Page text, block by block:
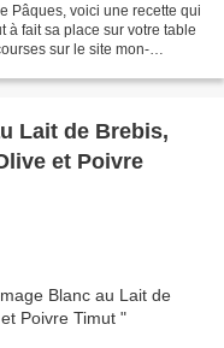
Pâques, voici une recette qui
à fait sa place sur votre table
sur le site mon-
Lait de Brebis,
et Poivre